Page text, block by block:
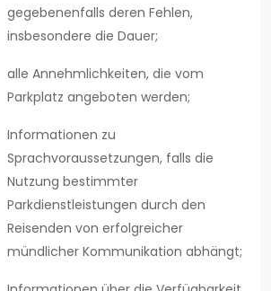
gegebenenfalls deren Fehlen,
insbesondere die Dauer;
alle Annehmlichkeiten, die vom
Parkplatz angeboten werden;
Informationen zu
Sprachvoraussetzungen, falls die
Nutzung bestimmter
Parkdienstleistungen durch den
Reisenden von erfolgreicher
mündlicher Kommunikation abhängt;